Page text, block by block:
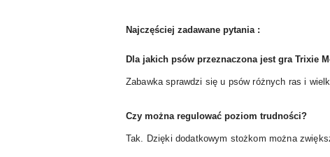
Najczęściej zadawane pytania :
Dla jakich psów przeznaczona jest gra Trixie
Zabawka sprawdzi się u psów różnych ras i
Czy można regulować poziom trudności?
Tak. Dzięki dodatkowym stożkom można